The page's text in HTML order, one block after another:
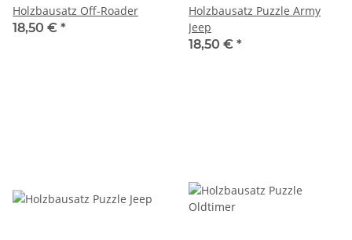
Holzbausatz Off-Roader
18,50 € *
Holzbausatz Puzzle Army
Jeep
18,50 € *